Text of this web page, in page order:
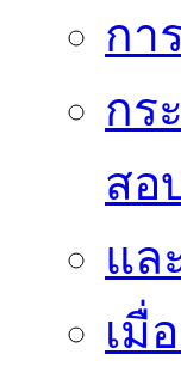
กา
กร
สอ
แล
เมื่